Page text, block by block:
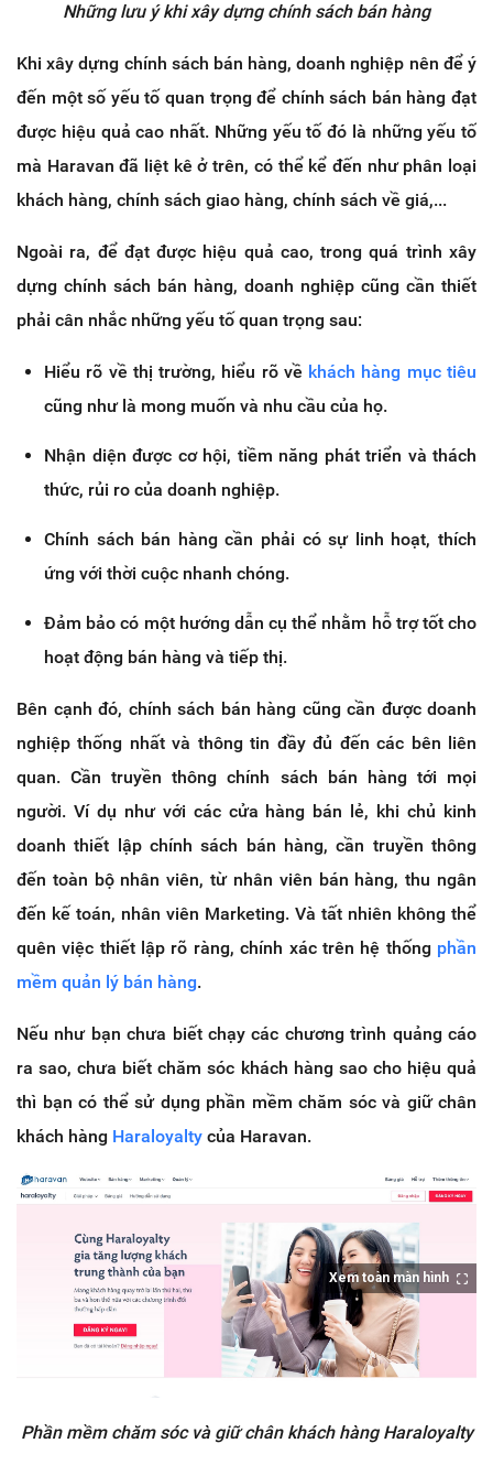
Những lưu ý khi xây dựng chính sách bán hàng
Khi xây dựng chính sách bán hàng, doanh nghiệp nên để ý
đến một số yếu tố quan trọng để chính sách bán hàng đạt
được hiệu quả cao nhất. Những yếu tố đó là những yếu tố
mà Haravan đã liệt kê ở trên, có thể kể đến như phân loại
khách hàng, chính sách giao hàng, chính sách về giá,...
Ngoài ra, để đạt được hiệu quả cao, trong quá trình xây
dựng chính sách bán hàng, doanh nghiệp cũng cần thiết
phải cân nhắc những yếu tố quan trọng sau:
Hiểu rõ về thị trường, hiểu rõ về khách hàng mục tiêu
cũng như là mong muốn và nhu cầu của họ.
Nhận diện được cơ hội, tiềm năng phát triển và thách
thức, rủi ro của doanh nghiệp.
Chính sách bán hàng cần phải có sự linh hoạt, thích
ứng với thời cuộc nhanh chóng.
Đảm bảo có một hướng dẫn cụ thể nhằm hỗ trợ tốt cho
hoạt động bán hàng và tiếp thị.
Bên cạnh đó, chính sách bán hàng cũng cần được doanh
nghiệp thống nhất và thông tin đầy đủ đến các bên liên
quan. Cần truyền thông chính sách bán hàng tới mọi
người. Ví dụ như với các cửa hàng bán lẻ, khi chủ kinh
doanh thiết lập chính sách bán hàng, cần truyền thông
đến toàn bộ nhân viên, từ nhân viên bán hàng, thu ngân
đến kế toán, nhân viên Marketing. Và tất nhiên không thể
quên việc thiết lập rõ ràng, chính xác trên hệ thống phần
mềm quản lý bán hàng.
Nếu như bạn chưa biết chạy các chương trình quảng cáo
ra sao, chưa biết chăm sóc khách hàng sao cho hiệu quả
thì bạn có thể sử dụng phần mềm chăm sóc và giữ chân
khách hàng Haraloyalty của Haravan.
Xem toàn màn hình
Phần mềm chăm sóc và giữ chân khách hàng Haraloyalty